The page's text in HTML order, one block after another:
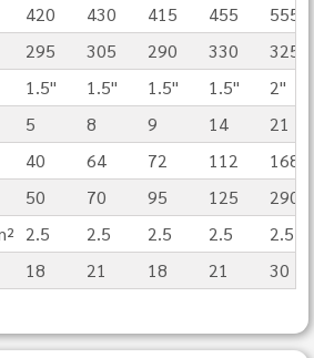
420 430 415 455
555
295 305 290 330
325
1.5" 1.5" 1.5" 1.5"
2"
5 8 9 14
21
40 64 72 112
168
50 70 95 125
290
2.5 2.5 2.5 2.5
2.5
18 21 18 21 30